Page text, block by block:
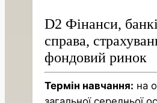
D2 Фінанси,
справа,
фондовий ринок
Термін навчання: на